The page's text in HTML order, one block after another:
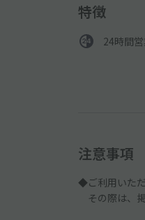
特徴
24時間
注意事項
◆ご利用いた
その際は、